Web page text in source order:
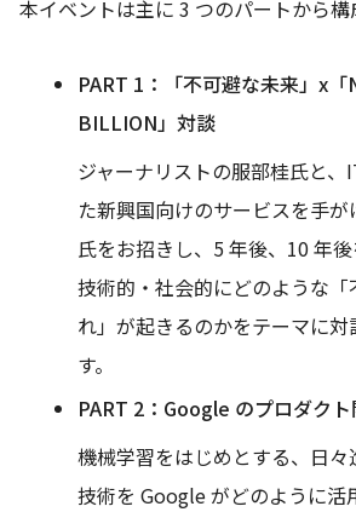
本イベントは主に 3 つのパートから
PART 1：「不可避な未来」x「
BILLION」対談
ジャーナリストの服部桂氏と、
た新興国向けのサービスを手
氏をお招きし、5 年後、10 年後
技術的・社会的にどのような「
れ」が起きるのかをテーマに対
す。
PART 2：Google のプロダク
機械学習をはじめとする、日々
技術を Google がどのように活